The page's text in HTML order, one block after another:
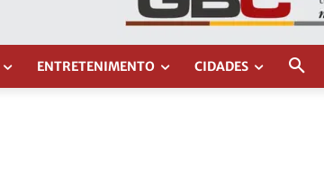
ENTRETENIMENTO CIDADES